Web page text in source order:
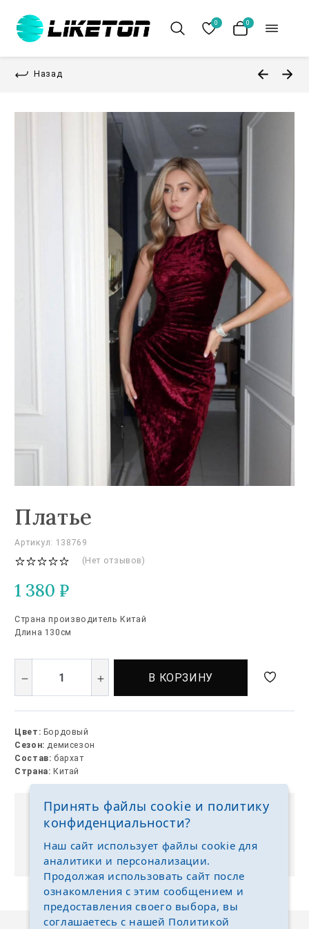
0 0
Назад
Платье
Артикул: 138769
(Нет отзывов)
1 380 ₽
Страна производитель Китай
Длина 130см
В КОРЗИНУ
Цвет: Бордовый
Сезон: демисезон
Состав: бархат
Страна: Китай
Выкуп без размерных рядов
ваш выбор
Принять файлы cookie и политику
конфиденциальности?
Наш сайт использует файлы cookie для
аналитики и персонализации.
Продолжая использовать сайт после
ознакомления с этим сообщением и
предоставления своего выбора, вы
соглашаетесь с нашей Политикой